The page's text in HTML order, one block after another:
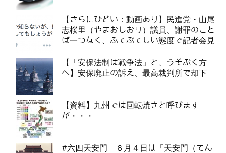
【さらにひどい：動画あり】民進党・山尾
志桜里（やまおしおり）議員、謝罪のこと
ば一つなく、ふてぶてしい態度で記者会見
【「安保法制は戦争法」と、うそぶく方
へ】安保廃止の訴え、最高裁判所で却下
【資料】九州では回転焼きと呼びます
が・・・
#六四天安門 ６月４日は「天安門（てん